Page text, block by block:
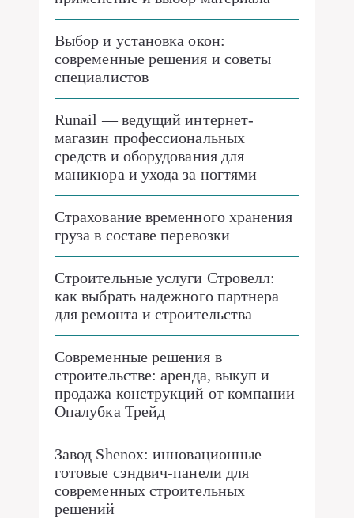
Выбор и установка окон:
современные решения и советы
специалистов
Runail — ведущий интернет-
магазин профессиональных
средств и оборудования для
маникюра и ухода за ногтями
Страхование временного хранения
груза в составе перевозки
Строительные услуги Стровелл:
как выбрать надежного партнера
для ремонта и строительства
Современные решения в
строительстве: аренда, выкуп и
продажа конструкций от компании
Опалубка Трейд
Завод Shenox: инновационные
готовые сэндвич-панели для
современных строительных
решений